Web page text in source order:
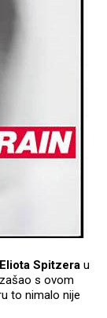
Eliota Spitzera u
s ovom
to nimalo nije